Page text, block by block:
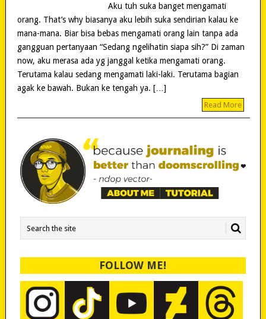
Aku tuh suka banget mengamati
orang. That’s why biasanya aku lebih suka sendirian kalau ke
mana-mana. Biar bisa bebas mengamati orang lain tanpa ada
gangguan pertanyaan “Sedang ngelihatin siapa sih?” Di zaman
now, aku merasa ada yg janggal ketika mengamati orang.
Terutama kalau sedang mengamati laki-laki. Terutama bagian
agak ke bawah. Bukan ke tengah ya. […]
Read More
FOLLOW ME!